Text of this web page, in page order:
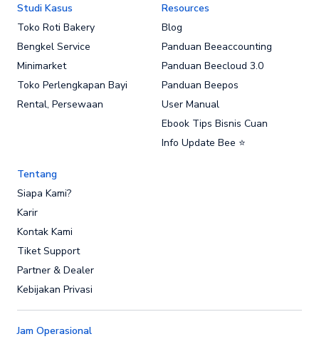
Studi Kasus
Toko Roti Bakery
Bengkel Service
Minimarket
Toko Perlengkapan Bayi
Rental, Persewaan
Resources
Blog
Panduan Beeaccounting
Panduan Beecloud 3.0
Panduan Beepos
User Manual
Ebook Tips Bisnis Cuan
Info Update Bee ⭐
Tentang
Siapa Kami?
Karir
Kontak Kami
Tiket Support
Partner & Dealer
Kebijakan Privasi
Jam Operasional